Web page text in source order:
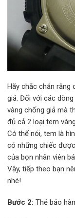
Hãy chắc chắn rằng
giả. Đối với các
vàng chống giả mà
đủ cả 2 loại tem
Có thể nói, tem là
có những chiếc
của bọn nhân viên
Vậy, tiếp theo bạn
nhé!
Bước 2: Thẻ bảo